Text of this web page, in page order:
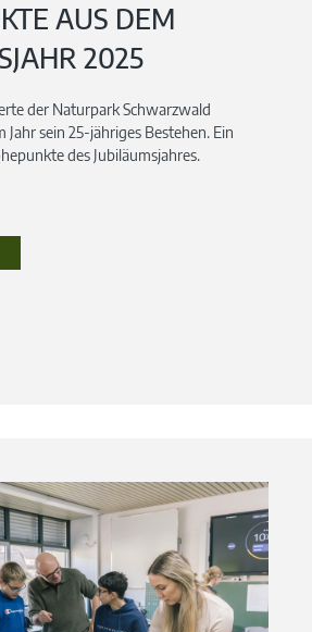
AUS DEM
2025
der Naturpark Schwarzwald
sein 25-jähriges Bestehen. Ein
des Jubiläumsjahres.
Beitrag